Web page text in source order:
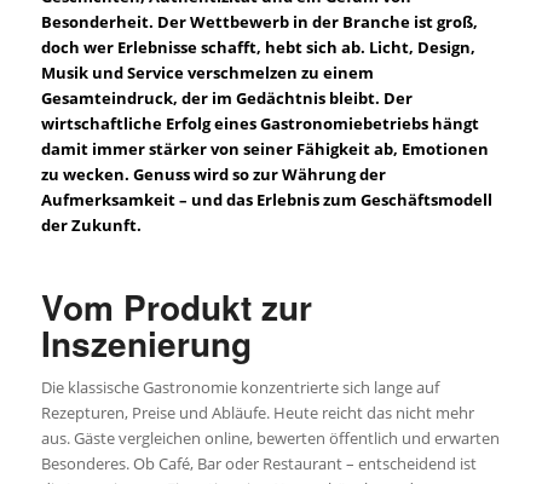
Besonderheit. Der Wettbewerb in der Branche ist groß,
doch wer Erlebnisse schafft, hebt sich ab. Licht, Design,
Musik und Service verschmelzen zu einem
Gesamteindruck, der im Gedächtnis bleibt. Der
wirtschaftliche Erfolg eines Gastronomiebetriebs hängt
damit immer stärker von seiner Fähigkeit ab, Emotionen
zu wecken. Genuss wird so zur Währung der
Aufmerksamkeit – und das Erlebnis zum Geschäftsmodell
der Zukunft.
Vom Produkt zur
Inszenierung
Die klassische Gastronomie konzentrierte sich lange auf
Rezepturen, Preise und Abläufe. Heute reicht das nicht mehr
aus. Gäste vergleichen online, bewerten öffentlich und erwarten
Besonderes. Ob Café, Bar oder Restaurant – entscheidend ist